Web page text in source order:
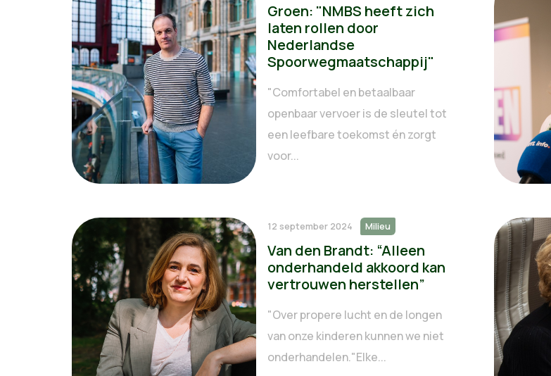
Groen: "NMBS heeft zich
laten rollen door
Nederlandse
Spoorwegmaatschappij"
"Comfortabel en betaalbaar
openbaar vervoer is de sleutel tot
een leefbare toekomst én zorgt
voor...
12 september 2024 Milieu
Van den Brandt: “Alleen
onderhandeld akkoord kan
vertrouwen herstellen”
"Over propere lucht en de longen
van onze kinderen kunnen we niet
onderhandelen."Elke...